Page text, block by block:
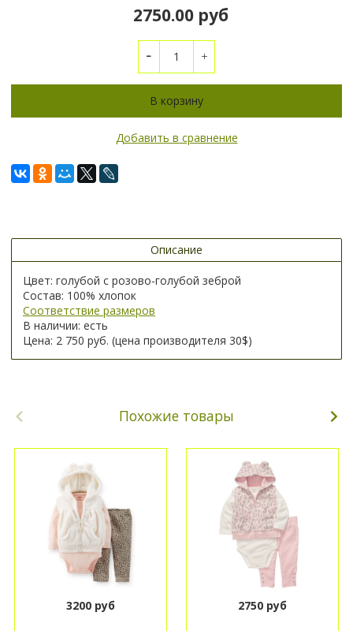
2750.00 руб
В корзину
Добавить в сравнение
Описание
Цвет: голубой с розово-голубой зеброй
Состав: 100% хлопок
Соответствие размеров
В наличии: есть
Цена: 2 750 руб. (цена производителя 30$)
Похожие товары
3200 руб 2750 руб